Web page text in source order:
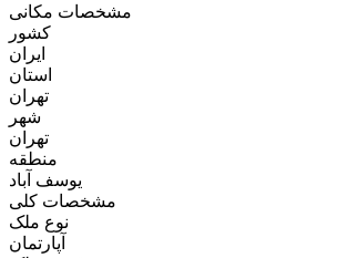
مشخصات مکانی
کشور
ایران
استان
تهران
شهر
تهران
منطقه
یوسف آباد
مشخصات کلی
نوع ملک
آپارتمان